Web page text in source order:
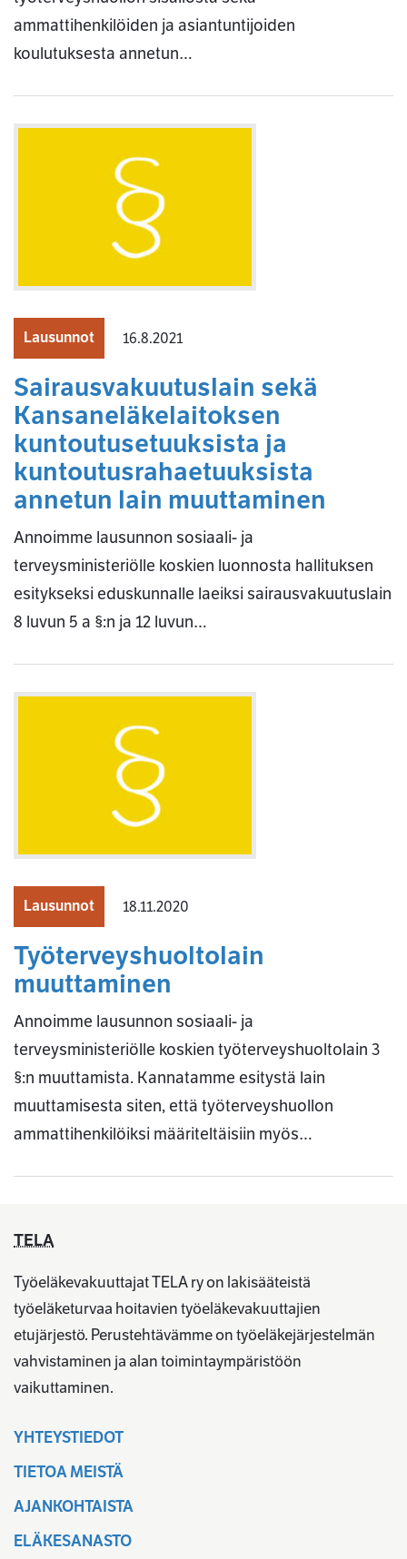
ammattihenkilöiden ja asiantuntijoiden
koulutuksesta annetun…
Lausunnot 16.8.2021
Sairausvakuutuslain sekä
Kansaneläkelaitoksen
kuntoutusetuuksista ja
kuntoutusrahaetuuksista
annetun lain muuttaminen
Annoimme lausunnon sosiaali- ja
terveysministeriölle koskien luonnosta hallituksen
esitykseksi eduskunnalle laeiksi sairausvakuutuslain
8 luvun 5 a §:n ja 12 luvun…
Lausunnot 18.11.2020
Työterveyshuoltolain
muuttaminen
Annoimme lausunnon sosiaali- ja
terveysministeriölle koskien työterveyshuoltolain 3
§:n muuttamista. Kannatamme esitystä lain
muuttamisesta siten, että työterveyshuollon
ammattihenkilöiksi määriteltäisiin myös…
TELA
Työeläkevakuuttajat TELA ry on lakisääteistä
työeläketurvaa hoitavien työeläkevakuuttajien
etujärjestö. Perustehtävämme on työeläkejärjestelmän
vahvistaminen ja alan toimintaympäristöön
vaikuttaminen.
YHTEYSTIEDOT
TIETOA MEISTÄ
AJANKOHTAISTA
ELÄKESANASTO